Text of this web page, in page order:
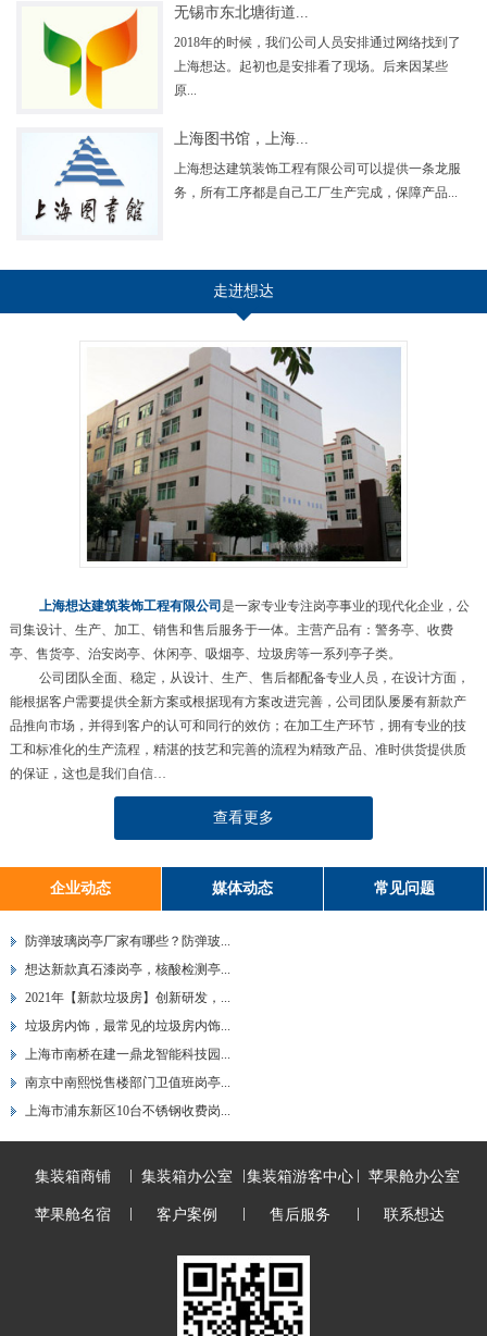
无锡市东北塘街道...
2018年的时候，我们公司人员安排通过网络找到了
上海想达。起初也是安排看了现场。后来因某些
原...
上海图书馆，上海...
上海想达建筑装饰工程有限公司可以提供一条龙服
务，所有工序都是自己工厂生产完成，保障产品...
走进想达
上海想达建筑装饰工程有限公司是一家专业专注岗亭事业的现代化企业，公
司集设计、生产、加工、销售和售后服务于一体。主营产品有：警务亭、收费
亭、售货亭、治安岗亭、休闲亭、吸烟亭、垃圾房等一系列亭子类。
公司团队全面、稳定，从设计、生产、售后都配备专业人员，在设计方面，
能根据客户需要提供全新方案或根据现有方案改进完善，公司团队屡屡有新款产
品推向市场，并得到客户的认可和同行的效仿；在加工生产环节，拥有专业的技
工和标准化的生产流程，精湛的技艺和完善的流程为精致产品、准时供货提供质
的保证，这也是我们自信…
查看更多
企业动态 媒体动态 常见问题
防弹玻璃岗亭厂家有哪些？防弹玻...
想达新款真石漆岗亭，核酸检测亭...
2021年【新款垃圾房】创新研发，...
垃圾房内饰，最常见的垃圾房内饰...
上海市南桥在建一鼎龙智能科技园...
南京中南熙悦售楼部门卫值班岗亭...
上海市浦东新区10台不锈钢收费岗...
集装箱商铺 集装箱办公室 集装箱游客中心 苹果舱办公室
苹果舱名宿 客户案例 售后服务 联系想达